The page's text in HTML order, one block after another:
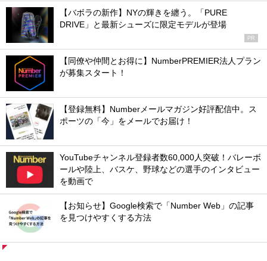
【バボラの新作】NYの輝きを纏う。「PURE
DRIVE」と最新シューズに限定モデルが登場
PR
【同僚や仲間とお得に】NumberPREMIER法人プラン
が募集スタート！
【登録無料】Numberメールマガジン好評配信中。ス
ポーツの「今」をメールでお届け！
YouTubeチャンネル登録者数60,000人突破！バレーボ
ールや陸上、バスケ、野球などの選手のインタビュー
を動画で
【お知らせ】Google検索で「Number Web」の記事
を見つけやすくする方法